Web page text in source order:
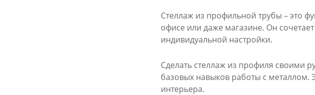
Стеллаж из профильной трубы – это
офисе или даже магазине. Он
индивидуальной настройки.
Сделать стеллаж из профиля своими
базовых навыков работы с металлом.
интерьера.